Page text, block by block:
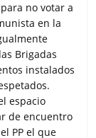
no votar a
en la
Brigadas
instalados
espacio
de encuentro
PP el que